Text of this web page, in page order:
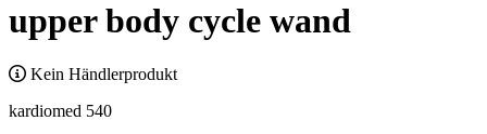
upper body cycle wand
Kein Händlerprodukt
kardiomed 540